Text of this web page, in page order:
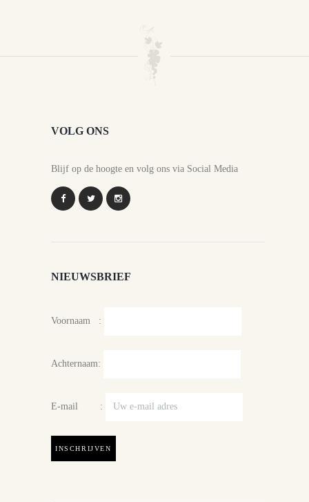
VOLG ONS
Blijf op de hoogte en volg ons via Social Media
NIEUWSBRIEF
Voornaam :
Achternaam:
E-mail :